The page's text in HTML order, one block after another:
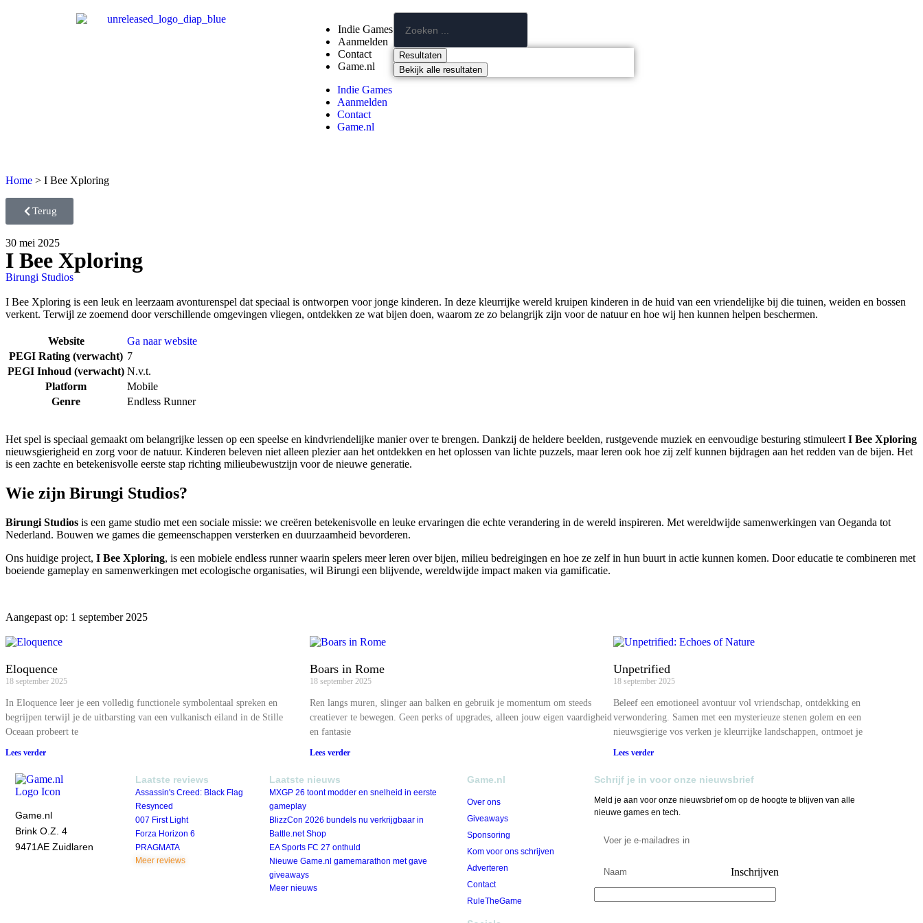
Indie Games
Aanmelden
Contact
Game.nl
Indie Games
Aanmelden
Contact
Game.nl
Resultaten
Bekijk alle resultaten
Home > I Bee Xploring
Terug
30 mei 2025
I Bee Xploring
Birungi Studios
I Bee Xploring is een leuk en leerzaam avonturenspel dat speciaal is ontworpen voor jonge kinderen. In deze kleurrijke wereld kruipen kinderen in de huid van een vriendelijke bij die tuinen, weiden en bossen
verkent. Terwijl ze zoemend door verschillende omgevingen vliegen, ontdekken ze wat bijen doen, waarom ze zo belangrijk zijn voor de natuur en hoe wij hen kunnen helpen beschermen.
Website
Ga naar website
PEGI Rating (verwacht) 7
PEGI Inhoud (verwacht) N.v.t.
Platform
Mobile
Genre
Endless Runner
Het spel is speciaal gemaakt om belangrijke lessen op een speelse en kindvriendelijke manier over te brengen. Dankzij de heldere beelden, rustgevende muziek en eenvoudige besturing stimuleert I Bee Xploring
nieuwsgierigheid en zorg voor de natuur. Kinderen beleven niet alleen plezier aan het ontdekken en het oplossen van lichte puzzels, maar leren ook hoe zij zelf kunnen bijdragen aan het redden van de bijen. Het
is een zachte en betekenisvolle eerste stap richting milieubewustzijn voor de nieuwe generatie.
Wie zijn Birungi Studios?
Birungi Studios is een game studio met een sociale missie: we creëren betekenisvolle en leuke ervaringen die echte verandering in de wereld inspireren. Met wereldwijde samenwerkingen van Oeganda tot
Nederland. Bouwen we games die gemeenschappen versterken en duurzaamheid bevorderen.
Ons huidige project, I Bee Xploring, is een mobiele endless runner waarin spelers meer leren over bijen, milieu bedreigingen en hoe ze zelf in hun buurt in actie kunnen komen. Door educatie te combineren met
boeiende gameplay en samenwerkingen met ecologische organisaties, wil Birungi een blijvende, wereldwijde impact maken via gamificatie.
Aangepast op: 1 september 2025
Eloquence
18 september 2025
In Eloquence leer je een volledig functionele symbolentaal spreken en
begrijpen terwijl je de uitbarsting van een vulkanisch eiland in de Stille
Oceaan probeert te
Lees verder
Boars in Rome
18 september 2025
Ren langs muren, slinger aan balken en gebruik je momentum om steeds
creatiever te bewegen. Geen perks of upgrades, alleen jouw eigen vaardigheid
en fantasie
Lees verder
Unpetrified
18 september 2025
Beleef een emotioneel avontuur vol vriendschap, ontdekking en
verwondering. Samen met een mysterieuze stenen golem en een
nieuwsgierige vos verken je kleurrijke landschappen, ontmoet je
Lees verder
Game.nl
Brink O.Z. 4
9471AE Zuidlaren
Laatste reviews
Assassin's Creed: Black Flag
Resynced
007 First Light
Forza Horizon 6
PRAGMATA
Meer reviews
Laatste nieuws
MXGP 26 toont modder en snelheid in eerste
gameplay
BlizzCon 2026 bundels nu verkrijgbaar in
Battle.net Shop
EA Sports FC 27 onthuld
Nieuwe Game.nl gamemarathon met gave
giveaways
Meer nieuws
Game.nl
Over ons
Giveaways
Sponsoring
Kom voor ons schrijven
Adverteren
Contact
RuleTheGame
Schrijf je in voor onze nieuwsbrief
Meld je aan voor onze nieuwsbrief om op de hoogte te blijven van alle
nieuwe games en tech.
Inschrijven